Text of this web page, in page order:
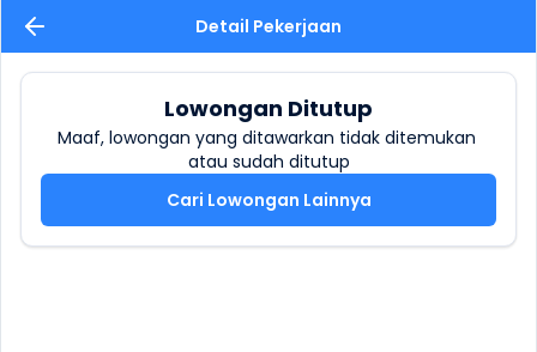
Detail Pekerjaan
Lowongan Ditutup
Maaf, lowongan yang ditawarkan tidak ditemukan
atau sudah ditutup
Cari Lowongan Lainnya